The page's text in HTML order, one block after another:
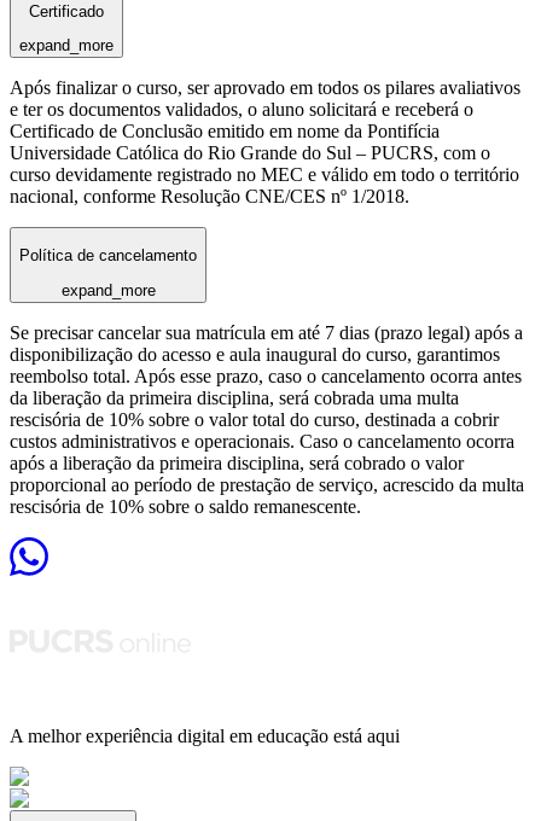
Certificado
expand_more
Após finalizar o curso, ser aprovado em todos os pilares avaliativos
e ter os documentos validados, o aluno solicitará e receberá o
Certificado de Conclusão emitido em nome da Pontifícia
Universidade Católica do Rio Grande do Sul – PUCRS, com o
curso devidamente registrado no MEC e válido em todo o território
nacional, conforme Resolução CNE/CES nº 1/2018.
Política de cancelamento
expand_more
Se precisar cancelar sua matrícula em até 7 dias (prazo legal) após a
disponibilização do acesso e aula inaugural do curso, garantimos
reembolso total. Após esse prazo, caso o cancelamento ocorra antes
da liberação da primeira disciplina, será cobrada uma multa
rescisória de 10% sobre o valor total do curso, destinada a cobrir
custos administrativos e operacionais. Caso o cancelamento ocorra
após a liberação da primeira disciplina, será cobrado o valor
proporcional ao período de prestação de serviço, acrescido da multa
rescisória de 10% sobre o saldo remanescente.
A melhor experiência digital em educação está aqui